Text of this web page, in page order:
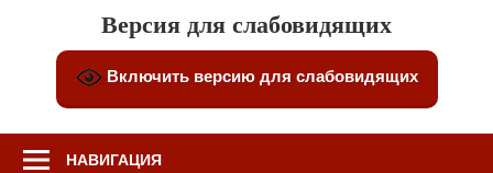
Версия для слабовидящих
Включить версию для слабовидящих
НАВИГАЦИЯ